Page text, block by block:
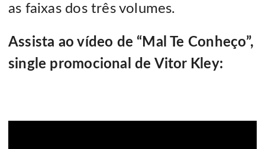
as faixas dos três volumes.
Assista ao vídeo de “Mal Te Conheço”,
single promocional de Vitor Kley: